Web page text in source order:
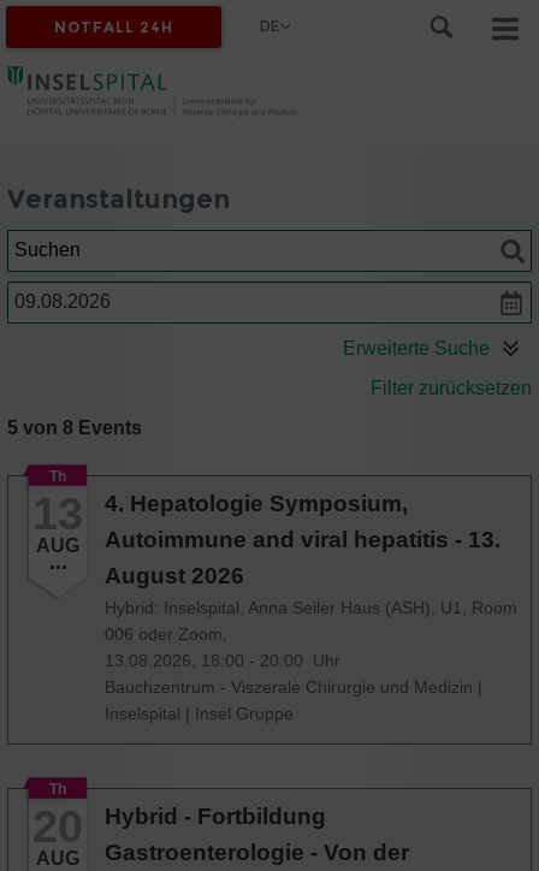
NOTFALL 24H DE
Veranstaltungen
Suchen
Datum
5 von 8 Events
Erweiterte Suche
Filter zurücksetzen
Th
13
AUG
4. Hepatologie Symposium,
Autoimmune and viral hepatitis - 13.
August 2026
Hybrid: Inselspital, Anna Seiler Haus (ASH), U1, Room
006 oder Zoom,
13.08.2026, 18:00 - 20:00 Uhr
Bauchzentrum - Viszerale Chirurgie und Medizin |
Inselspital | Insel Gruppe
Th
20
AUG
Hybrid - Fortbildung
Gastroenterologie - Von der